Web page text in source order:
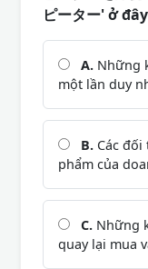
ピーター' ở
A. Những
một lần duy
B. Các
phẩm của
C. Những
quay lại mua